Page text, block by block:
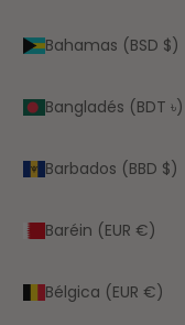
Bahamas (BSD $)
Bangladés (BDT ৳)
Barbados (BBD $)
Baréin (EUR €)
Bélgica (EUR €)